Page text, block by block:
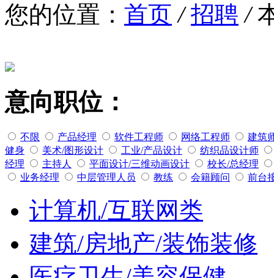
您的位置： 首页 / 招聘 /
意向职位：
不限 产品经理 软件工程师 网络工程师
建筑
健身
美术/图形设计 工业/产品设计
纺织品设计师
经理
主持人 平面设计/三维动画设计
校长/总经理
业务经理
中层管理人员 教练 会籍顾问 前台
计算机/互联网类
建筑/房地产/装饰装修